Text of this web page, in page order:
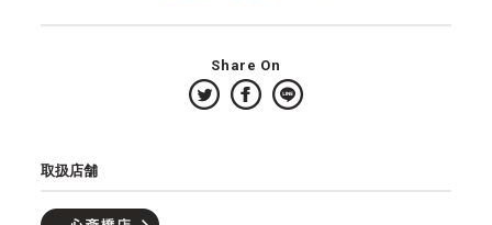
Share On
取扱店舗